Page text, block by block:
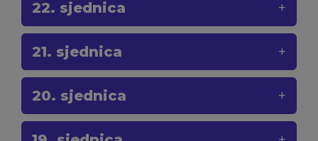
22. sjednica
21. sjednica
20. sjednica